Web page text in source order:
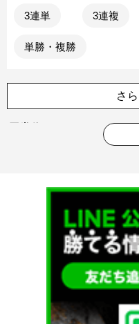
3連単 3連複
単勝・複勝
さ
10点未満
30点未満